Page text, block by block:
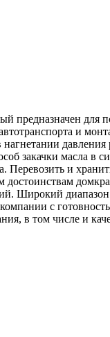
предназначен
и
закачки масла
Перевозить и
Широкий
с
в том числе и